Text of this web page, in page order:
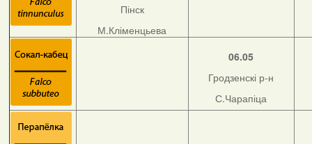
Пінск
М.Кліменцьева
06.05
Гродзенскі р-н
С.Чарапіца